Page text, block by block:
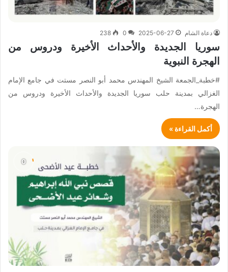
دعاة الشام 2025-06-27
0
238
سوريا الجديدة والأحداث الأخيرة ودروس من
الهجرة النبوية
#خطبة_الجمعة الشيخ المهندس محمد أبو النصر مستت في جامع الإمام
الغزالي بمدينة حلب سوريا الجديدة والأحداث الأخيرة ودروس من
الهجرة…
أكمل القراءة »